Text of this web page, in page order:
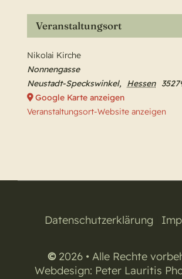
Veranstaltungsort
Nikolai Kirche
Nonnengasse
Neustadt-Speckswinkel, Hessen
Google Karte anzeigen
Veranstaltungsort-Website anzeigen
Datenschutzerklärung
©2026 • Alle Rechte
Webdesign: Peter Lauritis